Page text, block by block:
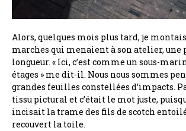
Alors, quelques mois plus tard, je
marches qui menaient à son atelier, une
longueur. « Ici, c’est comme un sous-
étages » me dit-il. Nous nous sommes
grandes feuilles constellées d’impacts.
tissu pictural et c’était le mot juste,
incisait la trame des fils de scotch
recouvert la toile.